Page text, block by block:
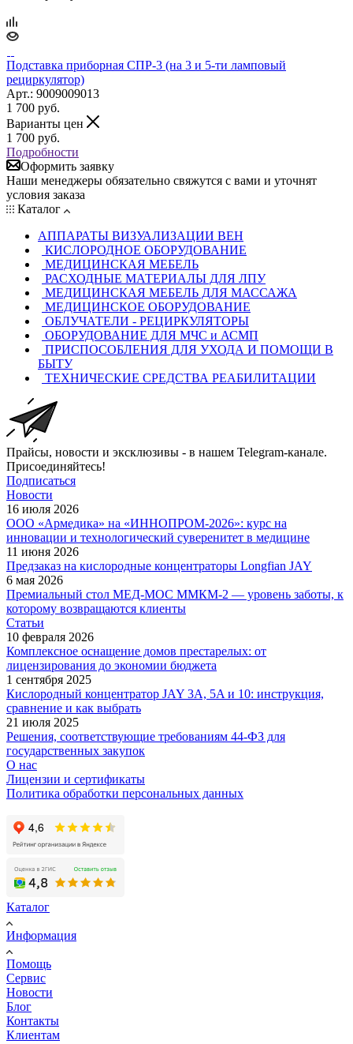
Подставка приборная СПР-3 (на 3 и 5-ти ламповый
рециркулятор)
Арт.: 9009009013
1 700 руб.
Варианты цен
1 700 руб.
Подробности
Оформить заявку
Наши менеджеры обязательно свяжутся с вами и уточнят
условия заказа
Каталог
АППАРАТЫ ВИЗУАЛИЗАЦИИ ВЕН
КИСЛОРОДНОЕ ОБОРУДОВАНИЕ
МЕДИЦИНСКАЯ МЕБЕЛЬ
РАСХОДНЫЕ МАТЕРИАЛЫ ДЛЯ ЛПУ
МЕДИЦИНСКАЯ МЕБЕЛЬ ДЛЯ МАССАЖА
МЕДИЦИНСКОЕ ОБОРУДОВАНИЕ
ОБЛУЧАТЕЛИ - РЕЦИРКУЛЯТОРЫ
ОБОРУДОВАНИЕ ДЛЯ МЧС и АСМП
ПРИСПОСОБЛЕНИЯ ДЛЯ УХОДА И ПОМОЩИ В
БЫТУ
ТЕХНИЧЕСКИЕ СРЕДСТВА РЕАБИЛИТАЦИИ
Прайсы, новости и эксклюзивы - в нашем Telegram-канале.
Присоединяйтесь!
Подписаться
Новости
16 июля 2026
ООО «Армедика» на «ИННОПРОМ-2026»: курс на
инновации и технологический суверенитет в медицине
11 июня 2026
Предзаказ на кислородные концентраторы Longfian JAY
6 мая 2026
Премиальный стол МЕД-МОС ММКМ-2 — уровень заботы, к
которому возвращаются клиенты
Статьи
10 февраля 2026
Комплексное оснащение домов престарелых: от
лицензирования до экономии бюджета
1 сентября 2025
Кислородный концентратор JAY 3A, 5A и 10: инструкция,
сравнение и как выбрать
21 июля 2025
Решения, соответствующие требованиям 44-ФЗ для
государственных закупок
О нас
Лицензии и сертификаты
Политика обработки персональных данных
Каталог
Информация
Помощь
Сервис
Новости
Блог
Контакты
Клиентам